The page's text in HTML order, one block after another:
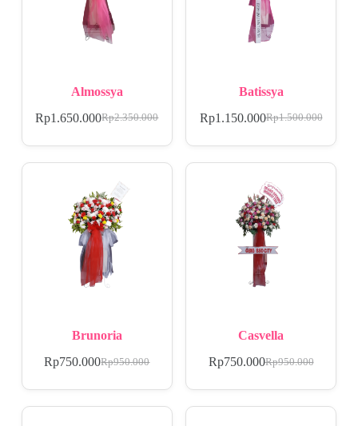
Almossya
Rp2.350.000
Rp1.650.000
Batissya
Rp1.500.000
Rp1.150.000
Brunoria
Rp950.000
Rp750.000
Casvella
Rp950.000
Rp750.000